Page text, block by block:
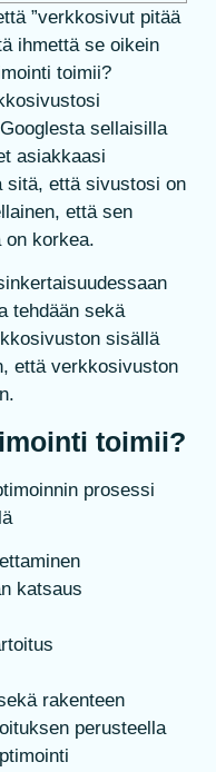
”verkkosivut pitää
ihmettä se oikein
toimii?
sellaisilla
asiakkaasi
sitä, että sivustosi on
että sen
on korkea.
tehdään sekä
sisällä
että verkkosivuston
toimii?
prosessi
katsaus
rakenteen
perusteella